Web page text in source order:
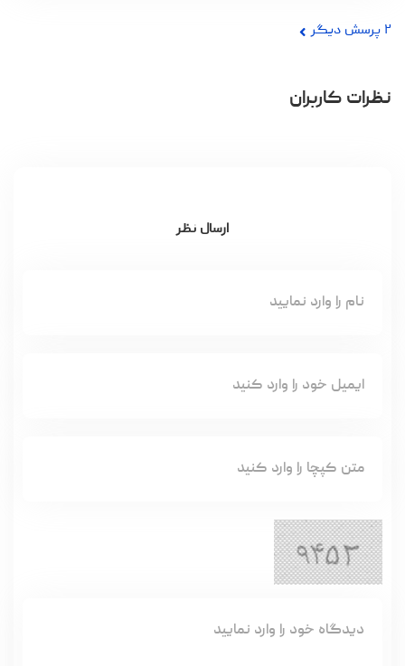
۲ پرسش دیگر
نظرات کاربران
ارسال نظر